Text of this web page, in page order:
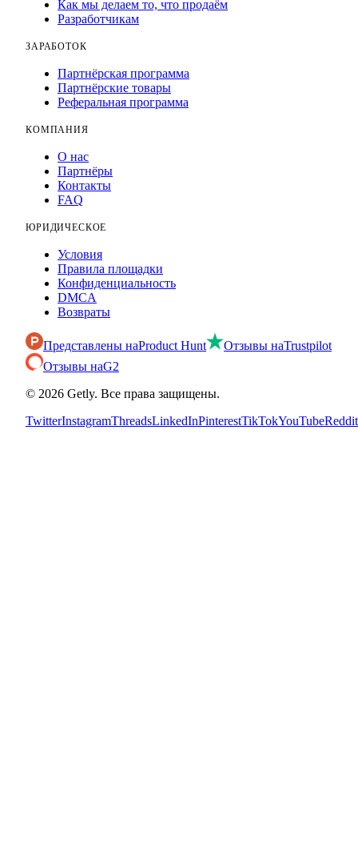
Как мы делаем то, что продаём
Разработчикам
ЗАРАБОТОК
Партнёрская программа
Партнёрские товары
Реферальная программа
КОМПАНИЯ
О нас
Партнёры
Контакты
FAQ
ЮРИДИЧЕСКОЕ
Условия
Правила площадки
Конфиденциальность
DMCA
Возвраты
Представлены наProduct Hunt Отзывы наTrustpilot
Отзывы наG2
© 2026 Getly. Все права защищены.
TwitterInstagramThreadsLinkedInPinterestTikTokYouTubeReddit